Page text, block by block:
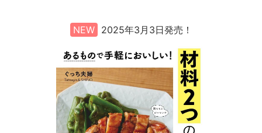
NEW 2025年3月3日発売！